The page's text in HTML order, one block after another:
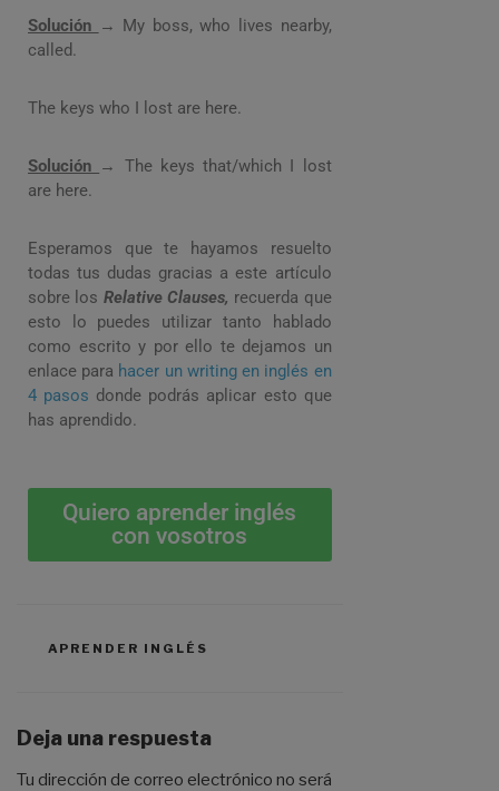
Solución → My boss, who lives nearby,
called.
The keys who I lost are here.
Solución → The keys that/which I lost
are here.
Esperamos que te hayamos resuelto
todas tus dudas gracias a este artículo
sobre los Relative Clauses, recuerda que
esto lo puedes utilizar tanto hablado
como escrito y por ello te dejamos un
enlace para hacer un writing en inglés en
4 pasos donde podrás aplicar esto que
has aprendido.
Quiero aprender inglés
con vosotros
APRENDER INGLÉS
Deja una respuesta
Tu dirección de correo electrónico no será